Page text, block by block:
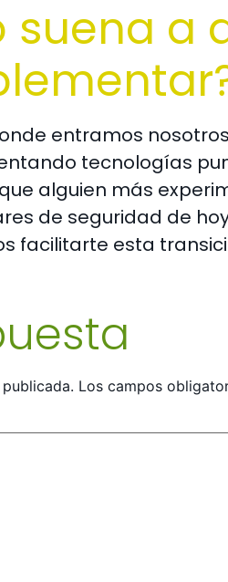
suena a
entramos
tecnologías
alguien más
de seguridad de
facilitarte esta
Los campos